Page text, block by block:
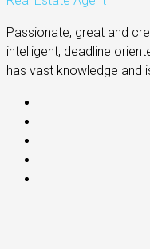
Passionate, great and
intelligent, deadline
has vast knowledge and